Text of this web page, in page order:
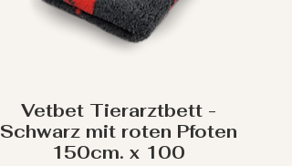
Vetbet Tierarztbett -
Schwarz mit roten Pfoten
150cm. x 100